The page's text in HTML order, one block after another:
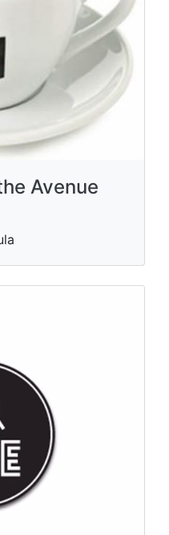
Avenue